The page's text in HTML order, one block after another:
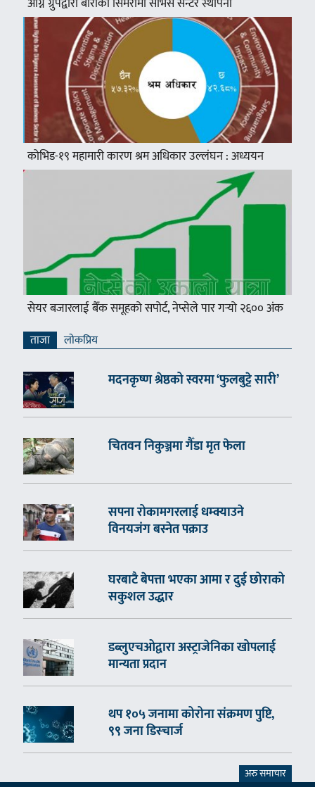
कोभिड-१९ महामारी कारण श्रम अधिकार उल्लंघन : अध्ययन
सेयर बजारलाई बैँक समूहको सपोर्ट, नेप्सेले पार गर्‍यो २६०० अंक
ताजा लाेकप्रिय
मदनकृष्ण श्रेष्ठको स्वरमा ‘फुलबुट्टे सारी’
चितवन निकुञ्जमा गैँडा मृत फेला
सपना रोकामगरलाई धम्क्याउने
विनयजंग बस्नेत पक्राउ
घरबाटै बेपत्ता भएका आमा र दुई छोराको
सकुशल उद्धार
डब्लुएचओद्वारा अस्ट्राजेनिका खोपलाई
मान्यता प्रदान
थप १०५ जनामा कोरोना संक्रमण पुष्टि,
९९ जना डिस्चार्ज
अरु समाचार